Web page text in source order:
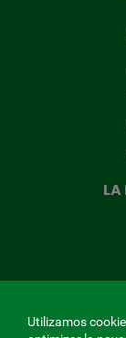
LA
Utilizamos